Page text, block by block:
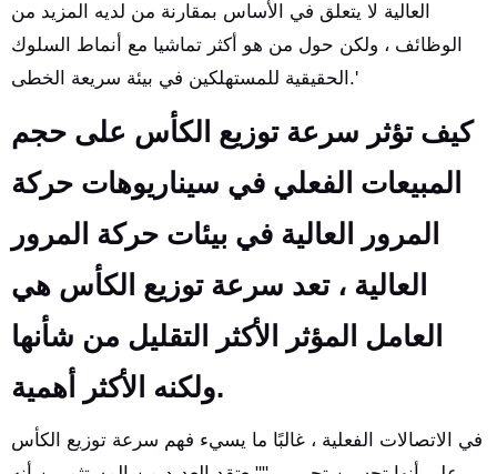
العالية لا يتعلق في الأساس بمقارنة من لديه المزيد من
الوظائف ، ولكن حول من هو أكثر تماشيا مع أنماط السلوك
الحقيقية للمستهلكين في بيئة سريعة الخطى.'
كيف تؤثر سرعة توزيع الكأس على حجم
المبيعات الفعلي في سيناريوهات حركة
المرور العالية في بيئات حركة المرور
العالية ، تعد سرعة توزيع الكأس هي
العامل المؤثر الأكثر التقليل من شأنها
ولكنه الأكثر أهمية.
في الاتصالات الفعلية ، غالبًا ما يسيء فهم سرعة توزيع الكأس